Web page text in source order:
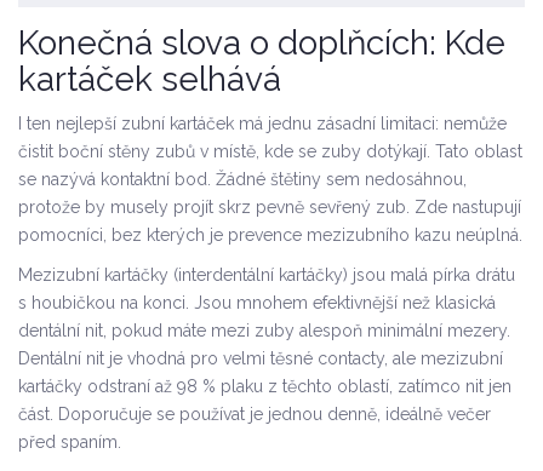
Konečná slova o doplňcích: Kde
kartáček selhává
I ten nejlepší zubní kartáček má jednu zásadní limitaci: nemůže
čistit boční stěny zubů v místě, kde se zuby dotýkají. Tato oblast
se nazývá kontaktní bod. Žádné štětiny sem nedosáhnou,
protože by musely projít skrz pevně sevřený zub. Zde nastupují
pomocníci, bez kterých je prevence mezizubního kazu neúplná.
Mezizubní kartáčky (interdentální kartáčky) jsou malá pírka drátu
s houbičkou na konci. Jsou mnohem efektivnější než klasická
dentální nit, pokud máte mezi zuby alespoň minimální mezery.
Dentální nit je vhodná pro velmi těsné contacty, ale mezizubní
kartáčky odstraní až 98 % plaku z těchto oblastí, zatímco nit jen
část. Doporučuje se používat je jednou denně, ideálně večer
před spaním.